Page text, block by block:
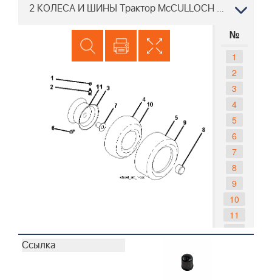
2 КОЛЕСА И ШИНЫ Трактор McCULLOCH M125-97T 96041038101 2016-03
№
1
2
3
4
5
6
7
8
9
10
11
- -